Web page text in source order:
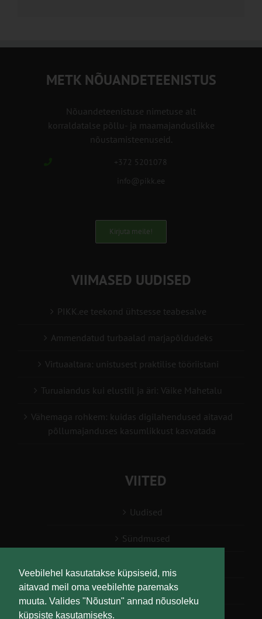
Veebilehel kasutatakse küpsiseid, mis
aitavad meil oma veebilehte paremaks
muuta. Valides "Nõustun" annad nõusoleku
küpsiste kasutamiseks.
METK NÕUANDETEENISTUS
Nõuandeteenistuse nimetuse alt
korraldatalse põllu- ja maamajanduslikke
nõustamisteenuseid.
+372 5201078
info@pikk.ee
Kirjuta meile!
VIIMASED UUDISED
PIKK.ee teekond ühtsesse teabesalve
Ammendatud turbaalad marjapõldudeks
Virtuaaltara: unistusest praktilise tööriistani
Turuaiandus kui elustiil ja äri: Väike Mahetalu
Vähemaga rohkem: kuidas digilahendused aitavad
põllumajanduses kasumlikkust kasvatada
VIITED
Uudised
Sündmused
Teabesalv